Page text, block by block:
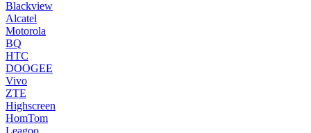
Blackview
Alcatel
Motorola
BQ
HTC
DOOGEE
Vivo
ZTE
Highscreen
HomTom
Leagoo